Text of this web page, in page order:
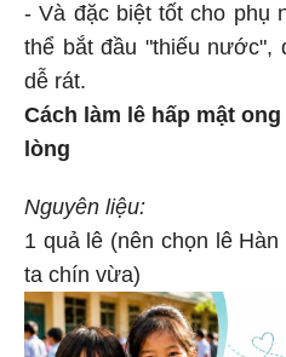
- Và đặc biệt tốt cho phụ
thể bắt đầu "thiếu nước",
dễ rát.
Cách làm lê hấp mật
lòng
Nguyên liệu:
1 quả lê (nên chọn lê
ta chín vừa)